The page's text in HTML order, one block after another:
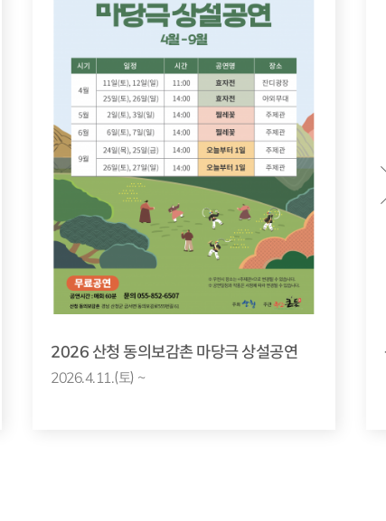
2026 산청 동의보감촌 마당극 상설공연
2026.4.11.(토) ~